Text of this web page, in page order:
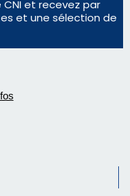
corses
au faux vendeur de